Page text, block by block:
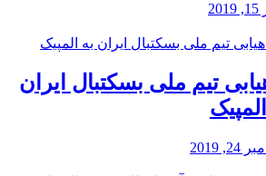
تیم ملی بسکتبال ایران
2019